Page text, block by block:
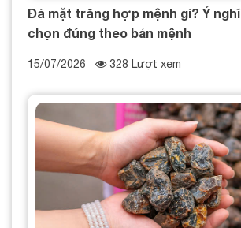
Đá mặt trăng hợp mệnh gì? Ý
chọn đúng theo bản mệnh
15/07/2026 328 Lượt xem